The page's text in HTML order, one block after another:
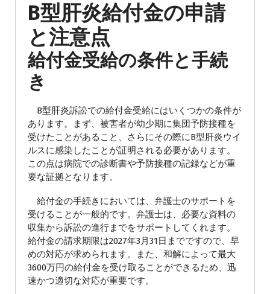
B型肝炎給付金の申請
と注意点
給付金受給の条件と手続
き
B型肝炎訴訟での給付金受給にはいくつかの条件が
あります。まず、被害者が幼少期に集団予防接種を
受けたことがあること、さらにその際にB型肝炎ウイ
ルスに感染したことが証明される必要があります。
この点は病院での診断書や予防接種の記録などが重
要な証拠となります。
給付金の手続きにおいては、弁護士のサポートを
受けることが一般的です。弁護士は、必要な資料の
収集から訴訟の進行までをサポートしてくれます。
給付金の請求期限は2027年3月31日までですので、早
めの対応が求められます。また、和解によって最大
3600万円の給付金を受け取ることができるため、迅
速かつ適切な対応が重要です。